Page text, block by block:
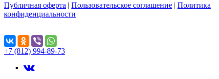
Публичная оферта | Пользовательское соглашение | Политика
конфиденциальности
+7 (812) 994-89-73